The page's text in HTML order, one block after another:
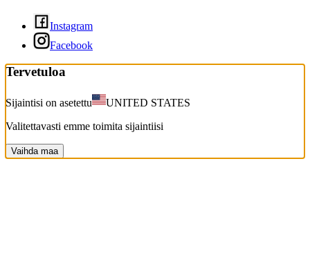
Instagram
Facebook
Tervetuloa
Sijaintisi on asetettu
UNITED STATES
Valitettavasti emme toimita sijaintiisi
Vaihda maa